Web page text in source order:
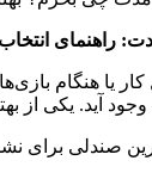
راهنمای
یا هنگام
آید. یکی از
صندلی برای